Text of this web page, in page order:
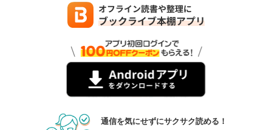
通信を気にせずにサクサク読める！